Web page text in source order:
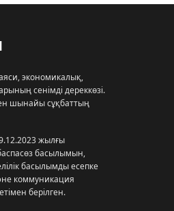
экономикалық,
сенімді дереккөзі.
шынайы сұқбаттың
жылғы
басылымын,
басылымды есепке
коммуникация
берілген.